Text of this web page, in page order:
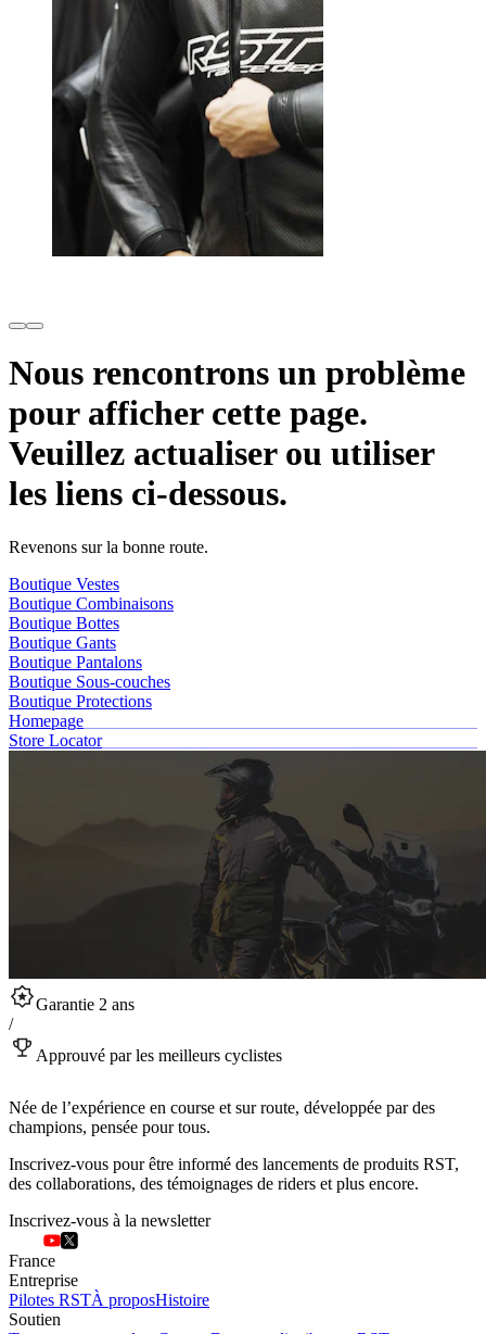
Nous rencontrons un problème
pour afficher cette page.
Veuillez actualiser ou utiliser
les liens ci-dessous.
Revenons sur la bonne route.
Boutique Vestes
Boutique Combinaisons
Boutique Bottes
Boutique Gants
Boutique Pantalons
Boutique Sous-couches
Boutique Protections
Homepage
Store Locator
Garantie 2 ans
/
Approuvé par les meilleurs cyclistes
Née de l’expérience en course et sur route, développée par des
champions, pensée pour tous.
Inscrivez-vous pour être informé des lancements de produits RST,
des collaborations, des témoignages de riders et plus encore.
Inscrivez-vous à la newsletter
France
Entreprise
Pilotes RSTÀ proposHistoire
Soutien